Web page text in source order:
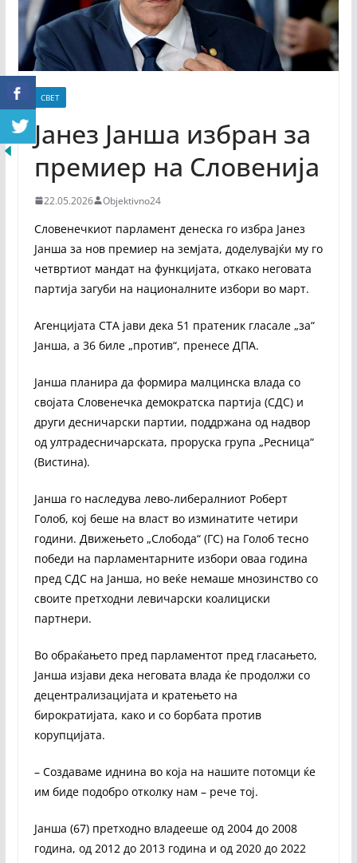
СВЕТ
Јанез Јанша избран за
премиер на Словенија
22.05.2026 Objektivno24
Словенечкиот парламент денеска го избра Јанез
Јанша за нов премиер на земјата, доделувајќи му го
четвртиот мандат на функцијата, откако неговата
партија загуби на националните избори во март.
Агенцијата СТА јави дека 51 пратеник гласале „за“
Јанша, а 36 биле „против“, пренесе ДПА.
Јанша планира да формира малцинска влада со
својата Словенечка демократска партија (СДС) и
други десничарски партии, поддржана од надвор
од ултрадесничарската, проруска група „Ресница“
(Вистина).
Јанша го наследува лево-либералниот Роберт
Голоб, кој беше на власт во изминатите четири
години. Движењето „Слобода“ (ГС) на Голоб тесно
победи на парламентарните избори оваа година
пред СДС на Јанша, но веќе немаше мнозинство со
своите претходни левичарски коалициски
партнери.
Во обраќањето пред парламентот пред гласањето,
Јанша изјави дека неговата влада ќе продолжи со
децентрализацијата и кратењето на
бирократијата, како и со борбата против
корупцијата.
– Создаваме иднина во која на нашите потомци ќе
им биде подобро отколку нам – рече тој.
Јанша (67) претходно владееше од 2004 до 2008
година, од 2012 до 2013 година и од 2020 до 2022